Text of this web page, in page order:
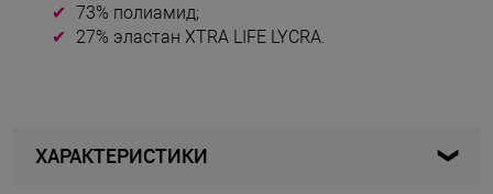
73% полиамид;
27% эластан XTRA LIFE LYCRA.
ХАРАКТЕРИСТИКИ